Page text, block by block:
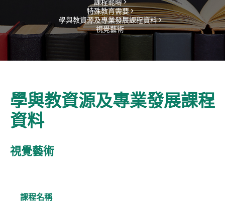
課程範疇 >
特殊教育需要 >
學與教資源及專業發展課程資料 >
視覺藝術
學與教資源及專業發展課程
資料
視覺藝術
課程名稱